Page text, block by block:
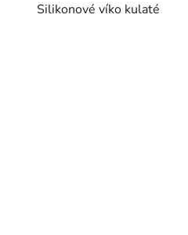
Silikonové víko kulaté